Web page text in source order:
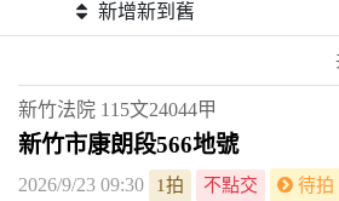
新增新到舊
新竹法院 115文24044甲
新竹市康朗段566地號
2026/9/23 09:30 1拍 不點交 待拍